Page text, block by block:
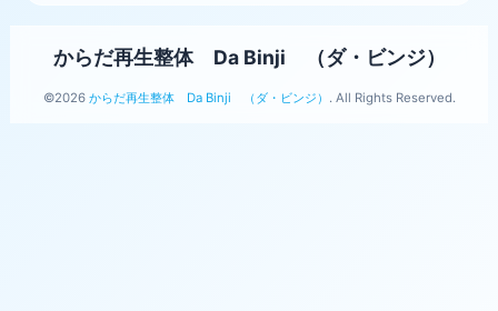
からだ再生整体 Da Binji （ダ・ビンジ）
©2026 からだ再生整体 Da Binji （ダ・ビンジ） . All Rights Reserved.